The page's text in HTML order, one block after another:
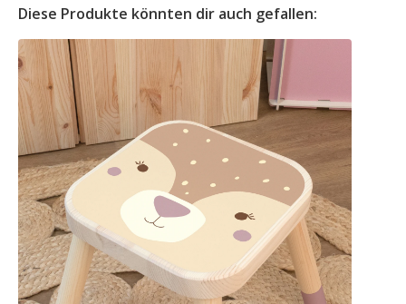
Diese Produkte könnten dir auch gefallen: